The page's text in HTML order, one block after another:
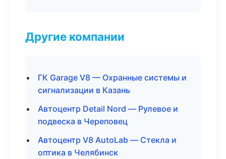
Другие компании
ГК Garage V8 — Охранные системы и
сигнализации в Казань
Автоцентр Detail Nord — Рулевое и
подвеска в Череповец
Автоцентр V8 AutoLab — Стекла и
оптика в Челябинск